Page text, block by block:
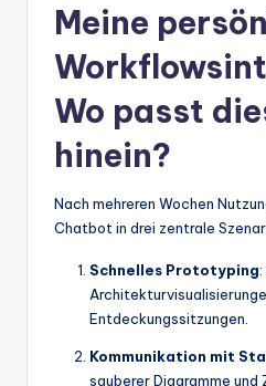
Meine
Wo passt
hinein?
Nach mehreren Wochen
Chatbot in drei zentrale
Schnelles Prototyping
Entdeckungssitzungen.
Kommunikation mit
sauberer Diagramme